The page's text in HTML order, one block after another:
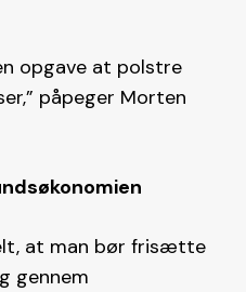
opgave at polstre
påpeger Morten
at man bør frisætte
gennem